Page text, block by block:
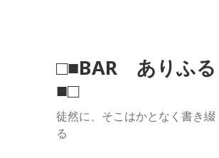
□■BAR ありふる
■□
徒然に、そこはかとなく書き綴
る